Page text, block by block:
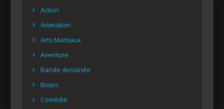
Action
Animation
Arts Martiaux
Aventure
Bande dessinée
Biopic
Comédie